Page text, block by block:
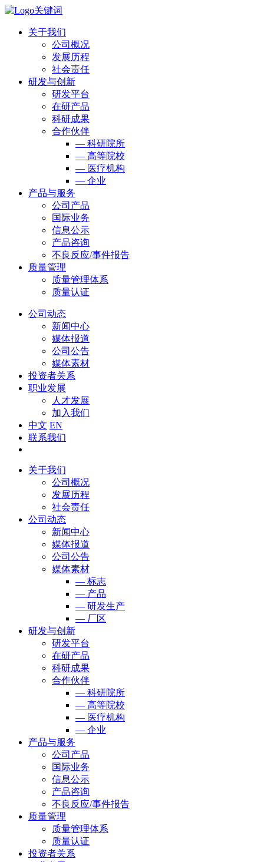
关于我们
公司概况
发展历程
社会责任
研发与创新
研发平台
在研产品
科研成果
合作伙伴
— 科研院所
— 高等院校
— 医疗机构
— 企业
产品与服务
公司产品
国际业务
信息公示
产品咨询
不良反应/事件报告
质量管理
质量管理体系
质量认证
公司动态
新闻中心
媒体报道
公司公告
媒体素材
投资者关系
职业发展
人才发展
加入我们
中文 EN
联系我们
关于我们
公司概况
发展历程
社会责任
公司动态
新闻中心
媒体报道
公司公告
媒体素材
— 标志
— 产品
— 研发生产
— 厂区
研发与创新
研发平台
在研产品
科研成果
合作伙伴
— 科研院所
— 高等院校
— 医疗机构
— 企业
产品与服务
公司产品
国际业务
信息公示
产品咨询
不良反应/事件报告
质量管理
质量管理体系
质量认证
投资者关系